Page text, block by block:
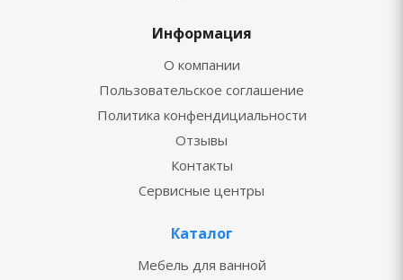
Информация
О компании
Пользовательское соглашение
Политика конфендициальности
Отзывы
Контакты
Сервисные центры
Каталог
Мебель для ванной